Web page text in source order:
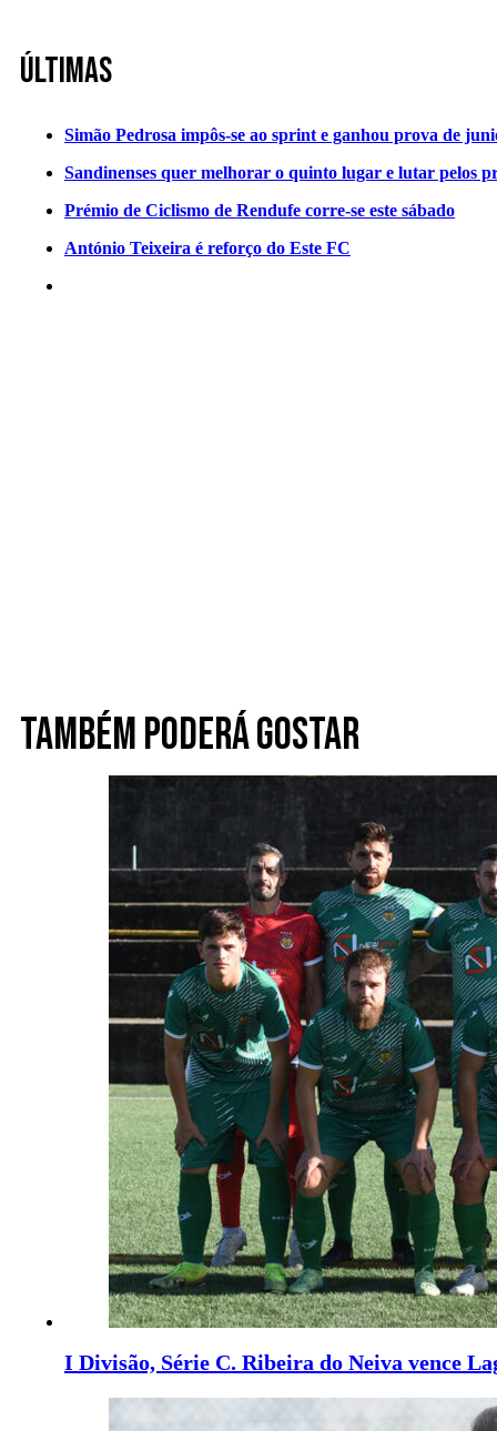
Últimas
Simão Pedrosa impôs-se ao sprint e ganhou prova de
Sandinenses quer melhorar o quinto lugar e lutar pelos
Prémio de Ciclismo de Rendufe corre-se este sábado
António Teixeira é reforço do Este FC
Também poderá gostar
I Divisão, Série C. Ribeira do Neiva vence